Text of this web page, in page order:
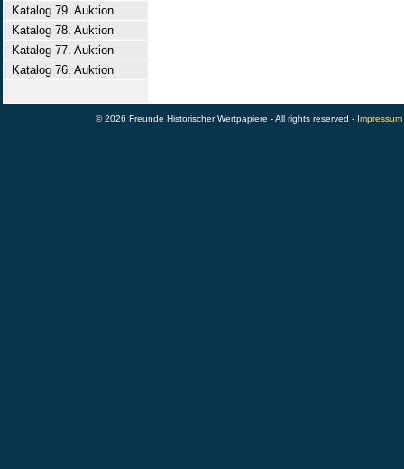
Katalog 79. Auktion
Katalog 78. Auktion
Katalog 77. Auktion
Katalog 76. Auktion
© 2026 Freunde Historischer Wertpapiere - All rights reserved - Impressum